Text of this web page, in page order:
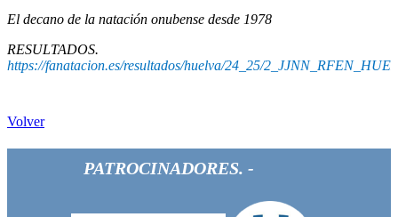
El decano de la natación onubense desde 1978
RESULTADOS.
https://fanatacion.es/resultados/huelva/24_25/
Volver
PATROCINADORES. -